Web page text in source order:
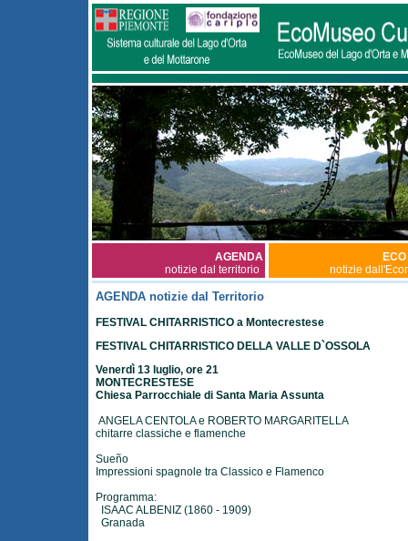
AGENDA
notizie dal territorio
notizie
AGENDA notizie dal Territorio
FESTIVAL CHITARRISTICO a Montecrestese
FESTIVAL CHITARRISTICO DELLA VALLE D`OSSOLA
Venerdì 13 luglio, ore 21
MONTECRESTESE
Chiesa Parrocchiale di Santa Maria Assunta
ANGELA CENTOLA e ROBERTO MARGARITELLA
chitarre classiche e flamenche
Sueño
Impressioni spagnole tra Classico e Flamenco
Programma:
ISAAC ALBENIZ (1860 - 1909)
Granada